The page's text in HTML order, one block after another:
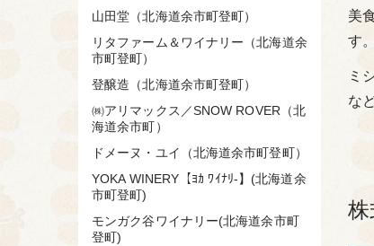
美
す。
ミ
な
山田堂（北海道余市町登町）
リタファーム＆ワイナリー（北海道余
市町登町）
登醸造（北海道余市町登町）
㈱アリマックス／SNOW ROVER（北
海道余市町）
ドメーヌ・ユイ（北海道余市町登町）
YOKA WINERY【ﾖｶ ﾜｲﾅﾘ-】(北海道余
市町登町)
モンガク谷ワイナリー(北海道余市町
登町)